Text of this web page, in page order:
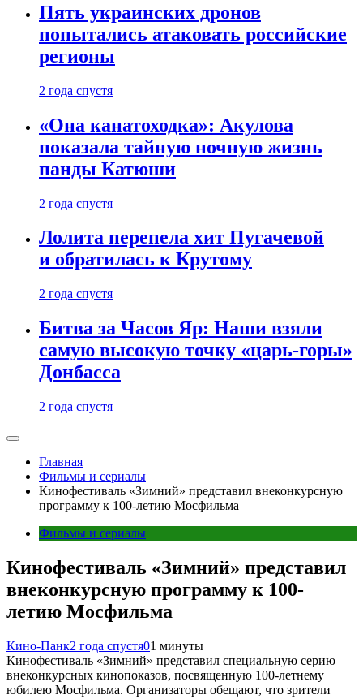
Пять украинских дронов
попытались атаковать российские
регионы
2 года спустя
«Она канатоходка»: Акулова
показала тайную ночную жизнь
панды Катюши
2 года спустя
Лолита перепела хит Пугачевой
и обратилась к Крутому
2 года спустя
Битва за Часов Яр: Наши взяли
самую высокую точку «царь-горы»
Донбасса
2 года спустя
Главная
Фильмы и сериалы
Кинофестиваль «Зимний» представил внеконкурсную
программу к 100-летию Мосфильма
Фильмы и сериалы
Кинофестиваль «Зимний» представил
внеконкурсную программу к 100-
летию Мосфильма
Кино-Панк2 года спустя01 минуты
Кинофестиваль «Зимний» представил специальную серию
внеконкурсных кинопоказов, посвященную 100-летнему
юбилею Мосфильма. Организаторы обещают, что зрители